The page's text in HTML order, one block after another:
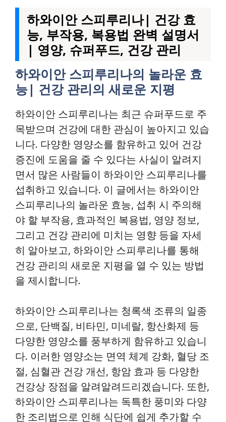
하와이안 스피루리나| 건강 효
능, 부작용, 복용법 완벽 설명서
| 영양, 슈퍼푸드, 건강 관리
하와이안 스피루리나의 놀라운 효
능| 건강 관리의 새로운 지평
하와이안 스피루리나는 최근 슈퍼푸드로 주
목받으며 건강에 대한 관심이 높아지고 있습
니다. 다양한 영양소를 함유하고 있어 건강
증진에 도움을 줄 수 있다는 사실이 알려지
면서 많은 사람들이 하와이안 스피루리나를
섭취하고 있습니다. 이 글에서는 하와이안
스피루리나의 놀라운 효능, 섭취 시 주의해
야 할 부작용, 효과적인 복용법, 영양 정보,
그리고 건강 관리에 미치는 영향 등을 자세
히 알아보고, 하와이안 스피루리나를 통해
건강 관리의 새로운 지평을 열 수 있는 방법
을 제시합니다.
하와이안 스피루리나는 청록색 조류의 일종
으로, 단백질, 비타민, 미네랄, 항산화제 등
다양한 영양소를 풍부하게 함유하고 있습니
다. 이러한 영양소는 면역 체계 강화, 혈당 조
절, 심혈관 건강 개선, 항암 효과 등 다양한
건강상 장점을 알려알려드리겠습니다. 또한,
하와이안 스피루리나는 독특한 풍미와 다양
한 조리법으로 인해 식단에 쉽게 추가할 수